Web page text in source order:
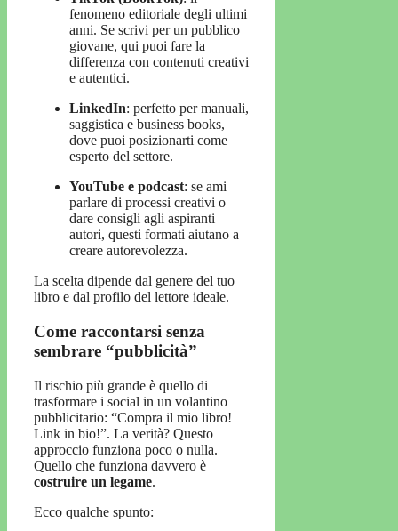
fenomeno editoriale degli ultimi
anni. Se scrivi per un pubblico
giovane, qui puoi fare la
differenza con contenuti creativi
e autentici.
LinkedIn: perfetto per manuali,
saggistica e business books,
dove puoi posizionarti come
esperto del settore.
YouTube e podcast: se ami
parlare di processi creativi o
dare consigli agli aspiranti
autori, questi formati aiutano a
creare autorevolezza.
La scelta dipende dal genere del tuo
libro e dal profilo del lettore ideale.
Come raccontarsi senza
sembrare “pubblicità”
Il rischio più grande è quello di
trasformare i social in un volantino
pubblicitario: “Compra il mio libro!
Link in bio!”. La verità? Questo
approccio funziona poco o nulla.
Quello che funziona davvero è
costruire un legame.
Ecco qualche spunto: